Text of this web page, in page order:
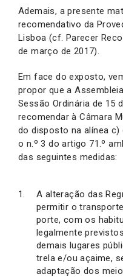
Ademais, a presente
recomendativo da
Lisboa (cf. Parecer
de março de 2017).
Em face do exposto,
propor que a
Sessão Ordinária de 15
recomendar à Câmara
do disposto na alínea
o n.º 3 do artigo 71.º
das seguintes medidas:
A alteração das
permitir o
porte, com os
legalmente
demais lugares
trela e/ou açaime,
adaptação dos